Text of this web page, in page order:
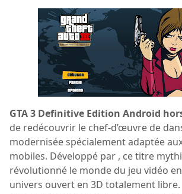
GTA 3 Definitive Edition Android
de redécouvrir le chef-d’œuvre de
modernisée spécialement adaptée
mobiles. Développé par , ce titre
révolutionné le monde du jeu vidéo
univers ouvert en 3D totalement libre.